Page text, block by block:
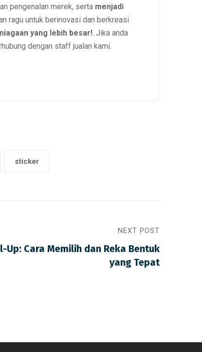
pengenalan merek, serta menjadi
ragu untuk berinovasi dan berkreasi
yang lebih besar!. Jika anda
dengan staff jualan kami.
sticker
NEXT POST
Up: Cara Memilih dan Reka Bentuk
yang Tepat